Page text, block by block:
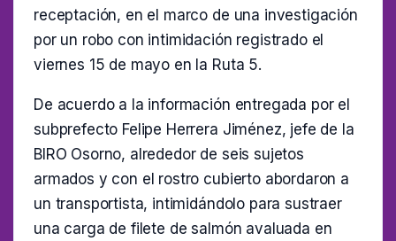
receptación, en el marco de una investigación
por un robo con intimidación registrado el
viernes 15 de mayo en la Ruta 5.
De acuerdo a la información entregada por el
subprefecto Felipe Herrera Jiménez, jefe de la
BIRO Osorno, alrededor de seis sujetos
armados y con el rostro cubierto abordaron a
un transportista, intimidándolo para sustraer
una carga de filete de salmón avaluada en